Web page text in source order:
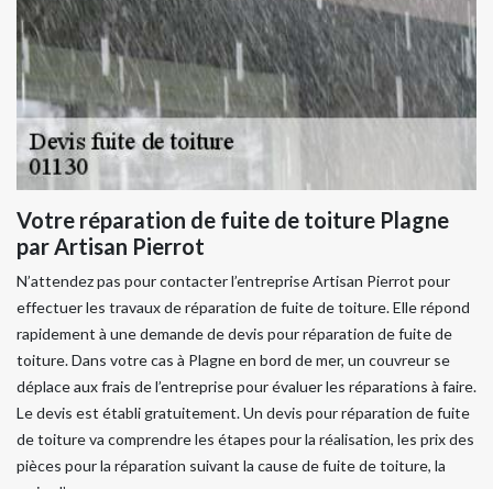
Votre réparation de fuite de toiture Plagne
par Artisan Pierrot
N’attendez pas pour contacter l’entreprise Artisan Pierrot pour
effectuer les travaux de réparation de fuite de toiture. Elle répond
rapidement à une demande de devis pour réparation de fuite de
toiture. Dans votre cas à Plagne en bord de mer, un couvreur se
déplace aux frais de l’entreprise pour évaluer les réparations à faire.
Le devis est établi gratuitement. Un devis pour réparation de fuite
de toiture va comprendre les étapes pour la réalisation, les prix des
pièces pour la réparation suivant la cause de fuite de toiture, la